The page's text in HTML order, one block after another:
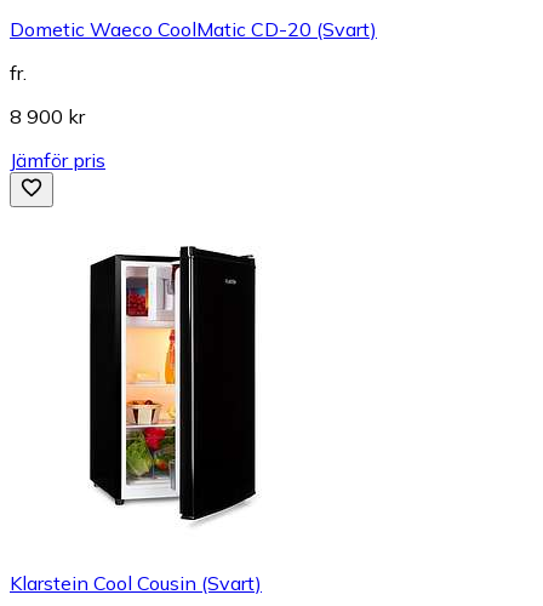
Dometic Waeco CoolMatic CD-20 (Svart)
fr.
8 900 kr
Jämför pris
Klarstein Cool Cousin (Svart)